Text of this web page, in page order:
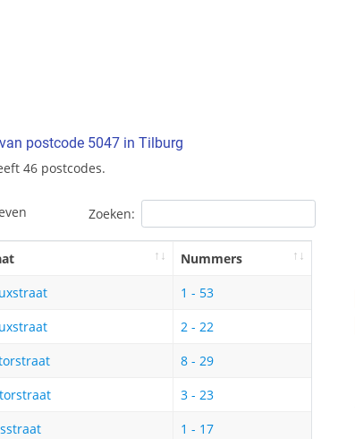
postcode 5047 in Tilburg
46 postcodes.
Zoeken:
Nummers
1 - 53
2 - 22
8 - 29
3 - 23
1 - 17